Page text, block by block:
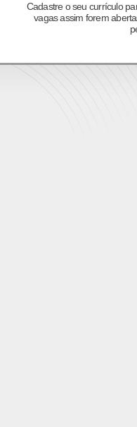
Cadastre o seu currículo
vagas assim forem